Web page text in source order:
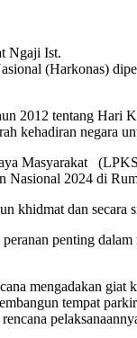
Ist.
(Harkonas)
2012 tentang
kehadiran negara
Masyarakat
Nasional 2024 di
khidmat dan
penting
mengadakan
tempat